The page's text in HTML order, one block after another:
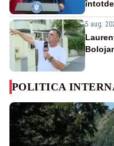
5 aug.
POLITICA